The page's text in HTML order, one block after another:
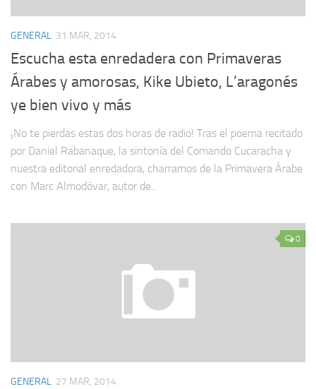
GENERAL 31 MAR, 2014
Escucha esta enredadera con Primaveras
Árabes y amorosas, Kike Ubieto, L’aragonés
ye bien vivo y más
¡No te pierdas estas dos horas de radio! Tras el poema recitado
por Daniel Rabanaque, la sintonía del Comando Cucaracha y
nuestra editorial enredadora, charramos de la Primavera Árabe
con Marc Almodóvar, autor de...
0
GENERAL 27 MAR, 2014